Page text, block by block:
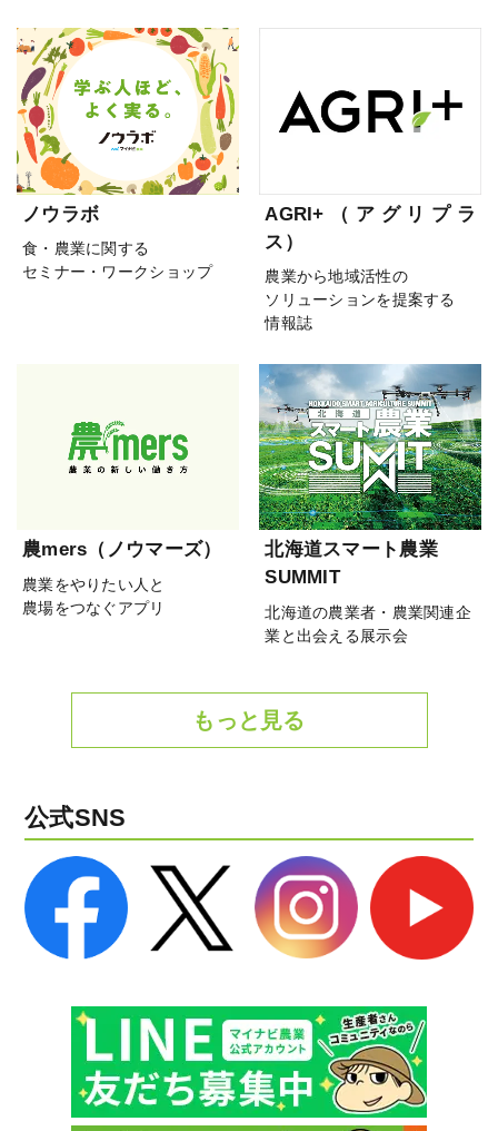
ノウラボ
食・農業に関する
セミナー・ワークショップ
AGRI+（アグリプラ
ス）
農業から地域活性の
ソリューションを提案する
情報誌
農mers（ノウマーズ）
農業をやりたい人と
農場をつなぐアプリ
北海道スマート農業
SUMMIT
北海道の農業者・農業関連企
業と出会える展示会
もっと見る
公式SNS